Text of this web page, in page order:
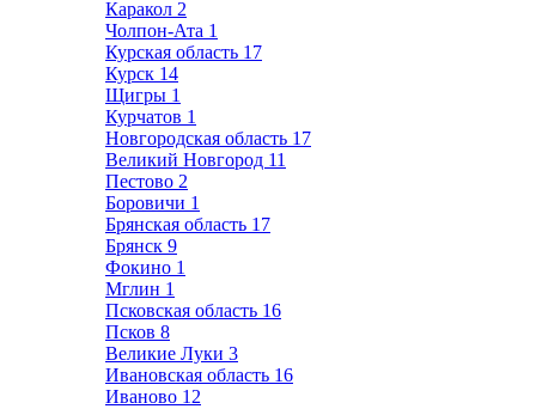
Каракол 2
Чолпон-Ата 1
Курская область 17
Курск 14
Щигры 1
Курчатов 1
Новгородская область 17
Великий Новгород 11
Пестово 2
Боровичи 1
Брянская область 17
Брянск 9
Фокино 1
Мглин 1
Псковская область 16
Псков 8
Великие Луки 3
Ивановская область 16
Иваново 12